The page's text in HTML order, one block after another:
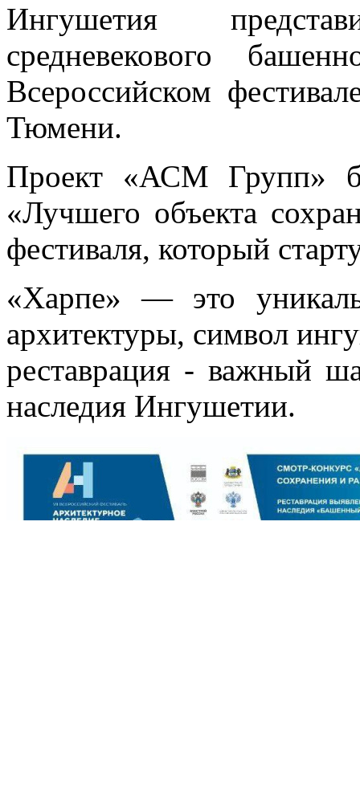
Ингушетия
средневекового
Всероссийском
Тюмени.
Проект «АСМ Групп»
«Лучшего объекта
фестиваля, который
«Харпе» — это
архитектуры, символ
реставрация - важный
наследия Ингушетии.